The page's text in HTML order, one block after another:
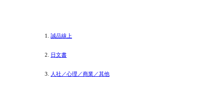
誠品線上
日文書
人社／心理／商業／其他